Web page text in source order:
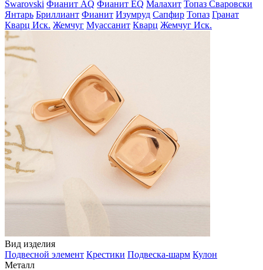
Swarovski Фианит AQ Фианит EQ Малахит Топаз Сваровски
Янтарь Бриллиант Фианит Изумруд Сапфир Топаз Гранат
Кварц Иск. Жемчуг Муассанит Кварц Жемчуг Иск.
Вид изделия
Подвесной элемент Крестики Подвеска-шарм Кулон
Металл